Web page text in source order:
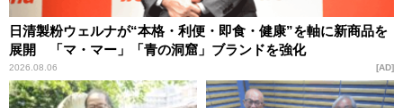
日清製粉ウェルナが“本格・利便・即食・健康”を軸に新商品を
展開 「マ・マー」「青の洞窟」ブランドを強化
2026.08.06 AD